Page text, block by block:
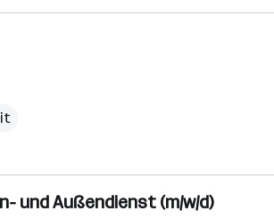
und Außendienst (m/w/d)